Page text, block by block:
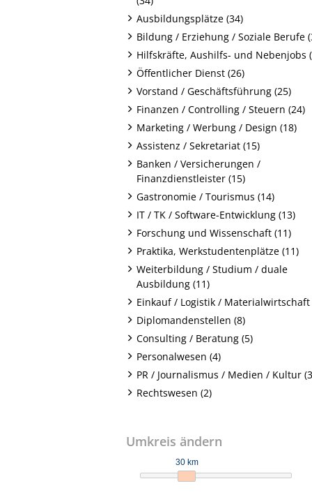
Ausbildungsplätze (34)
Bildung / Erziehung / Soziale Berufe
Hilfskräfte, Aushilfs- und Nebenjobs
Öffentlicher Dienst (26)
Vorstand / Geschäftsführung (25)
Finanzen / Controlling / Steuern (24)
Marketing / Werbung / Design (18)
Assistenz / Sekretariat (15)
Banken / Versicherungen /
Finanzdienstleister (15)
Gastronomie / Tourismus (14)
IT / TK / Software-Entwicklung (13)
Forschung und Wissenschaft (11)
Praktika, Werkstudentenplätze (11)
Weiterbildung / Studium / duale
Ausbildung (11)
Einkauf / Logistik / Materialwirtschaft
Diplomandenstellen (8)
Consulting / Beratung (5)
Personalwesen (4)
PR / Journalismus / Medien / Kultur
Rechtswesen (2)
Umkreis ändern
30 km